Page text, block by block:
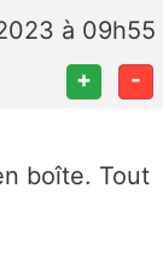
à 09h55
+ -
boîte. Tout